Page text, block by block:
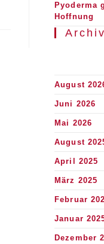
Pyoderma
Hoffnung
Archiv
August
Juni 2026
Mai 2026
August
April 2025
März 2025
Februar
Januar
Dezember